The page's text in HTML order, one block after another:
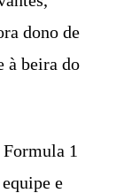
dono de
à beira do
1
e